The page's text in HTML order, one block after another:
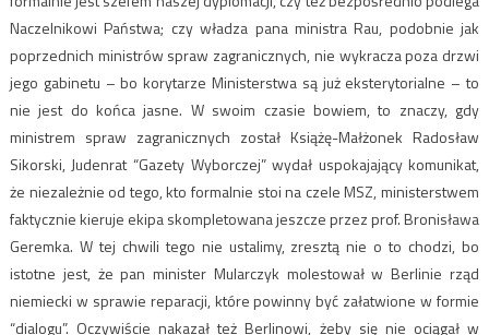
Naczelnikowi Państwa; czy władza pana ministra Rau, podobnie jak
poprzednich ministrów spraw zagranicznych, nie wykracza poza drzwi
jego gabinetu – bo korytarze Ministerstwa są już eksterytorialne – to
nie jest do końca jasne. W swoim czasie bowiem, to znaczy, gdy
ministrem spraw zagranicznych został Książę-Małżonek Radosław
Sikorski, Judenrat “Gazety Wyborczej” wydał uspokajający komunikat,
że niezależnie od tego, kto formalnie stoi na czele MSZ, ministerstwem
faktycznie kieruje ekipa skompletowana jeszcze przez prof. Bronisława
Geremka. W tej chwili tego nie ustalimy, zresztą nie o to chodzi, bo
istotne jest, że pan minister Mularczyk molestował w Berlinie rząd
niemiecki w sprawie reparacji, które powinny być załatwione w formie
“dialogu”. Oczywiście nakazał też Berlinowi, żeby się nie ociągał w